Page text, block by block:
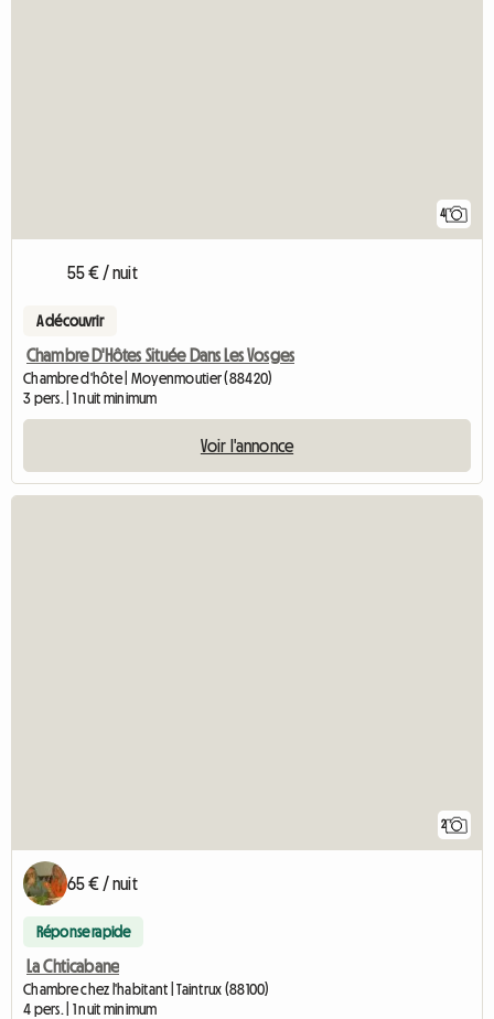
4
55 € / nuit
A découvrir
Chambre D'Hôtes Située Dans Les Vosges
Chambre d'hôte | Moyenmoutier (88420)
3 pers. | 1 nuit minimum
Voir l'annonce
2
65 € / nuit
Réponse rapide
La Chticabane
Chambre chez l'habitant | Taintrux (88100)
4 pers. | 1 nuit minimum